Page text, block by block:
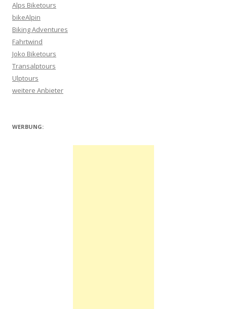
Alps Biketours
bikeAlpin
Biking Adventures
Fahrtwind
Joko Biketours
Transalptours
Ulptours
weitere Anbieter
WERBUNG: